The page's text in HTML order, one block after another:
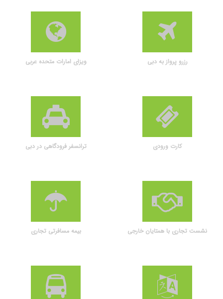
رزرو پرواز به دبی ویزای امارات متحده عربی
کارت ورودی ترانسفر فرودگاهی در دبی
نشست تجاری با همتایان خارجی بیمه مسافرتی تجاری